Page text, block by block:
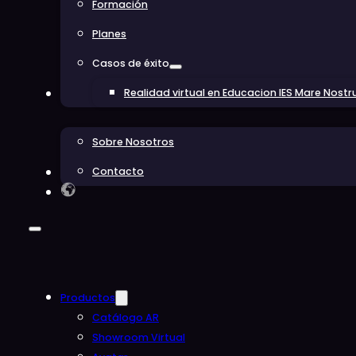
Formación
Planes
Casos de éxito
Realidad virtual en Educacion IES Mare
Conócenos
Sobre Nosotros
Contacto
Blog
Productos
Catálogo AR
Showroom Virtual